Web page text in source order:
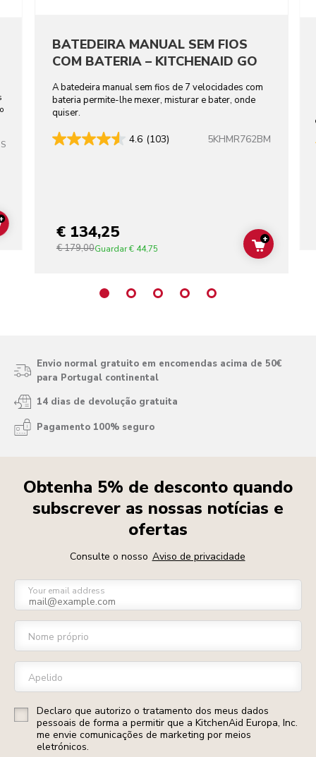
ADD TO CART
BATEDEIRA MANUAL SEM FIOS
COM BATERIA – KITCHENAID GO
A batedeira manual sem fios de 7 velocidades com
bateria permite-lhe mexer, misturar e bater, onde
quiser.
4.6 (103) 5KHMR762BM
€ 134,25
€ 179,00Guardar€ 44,75 ADD TO
+
Envio normal gratuito em encomendas acima de 50€
para Portugal continental
14 dias de devolução gratuita
Pagamento 100% seguro
Obtenha 5% de desconto quando
subscrever as nossas notícias e
ofertas
Consulte o nosso Aviso de privacidade
Your email address
Nome próprio
Apelido
Declaro que autorizo o tratamento dos meus dados
pessoais de forma a permitir que a KitchenAid Europa, Inc.
me envie comunicações de marketing por meios
eletrónicos.